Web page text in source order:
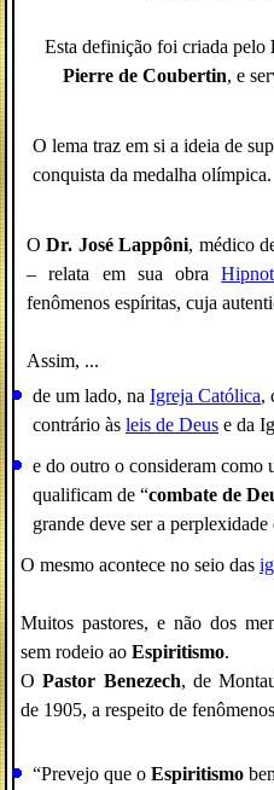
Esta definição foi criada pelo
Pierre de Coubertin, e
O lema traz em si a ideia de
conquista da medalha olímpica.
ODr. José Lappôni, médico
– relata em sua obra
fenômenos espíritas, cuja
Assim, ...
de um lado, na Igreja Católica,
contrário às leis de Deus e da
e do outro o consideram como
qualificam de “combate de
grande deve ser a perplexidade
O mesmo acontece no seio das
Muitos pastores, e não dos
sem rodeio ao Espiritismo.
OPastor Benezech, de
de 1905, a respeito de
“Prevejo que o Espiritismo